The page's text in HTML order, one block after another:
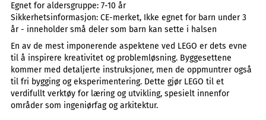
Egnet for aldersgruppe: 7-10 år
Sikkerhetsinformasjon: CE-merket, Ikke egnet for barn under 3
år - inneholder små deler som barn kan sette i halsen
En av de mest imponerende aspektene ved LEGO er dets evne
til å inspirere kreativitet og problemløsning. Byggesettene
kommer med detaljerte instruksjoner, men de oppmuntrer også
til fri bygging og eksperimentering. Dette gjør LEGO til et
verdifullt verktøy for læring og utvikling, spesielt innenfor
områder som ingeniørfag og arkitektur.